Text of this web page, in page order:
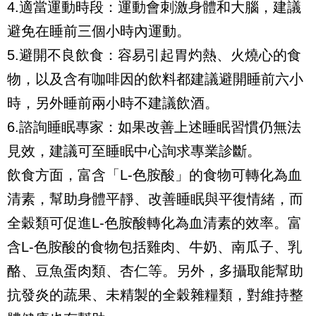
4.適當運動時段：運動會刺激身體和大腦，建議
避免在睡前三個小時內運動。
5.避開不良飲食：容易引起胃灼熱、火燒心的食
物，以及含有咖啡因的飲料都建議避開睡前六小
時，另外睡前兩小時不建議飲酒。
6.諮詢睡眠專家：如果改善上述睡眠習慣仍無法
見效，建議可至睡眠中心詢求專業診斷。
飲食方面，富含「L-色胺酸」的食物可轉化為血
清素，幫助身體平靜、改善睡眠與平復情緒，而
全穀類可促進L-色胺酸轉化為血清素的效率。富
含L-色胺酸的食物包括雞肉、牛奶、南瓜子、乳
酪、豆魚蛋肉類、杏仁等。另外，多攝取能幫助
抗發炎的蔬果、未精製的全穀雜糧類，對維持整